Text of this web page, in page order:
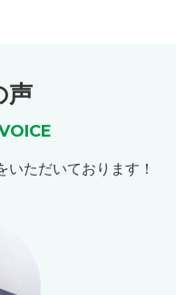
声
ただいております！